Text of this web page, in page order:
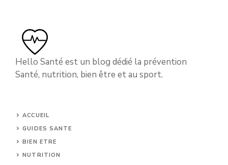
Hello Santé est un blog dédié la prévention
Santé, nutrition, bien être et au sport.
ACCUEIL
GUIDES SANTE
BIEN ETRE
NUTRITION